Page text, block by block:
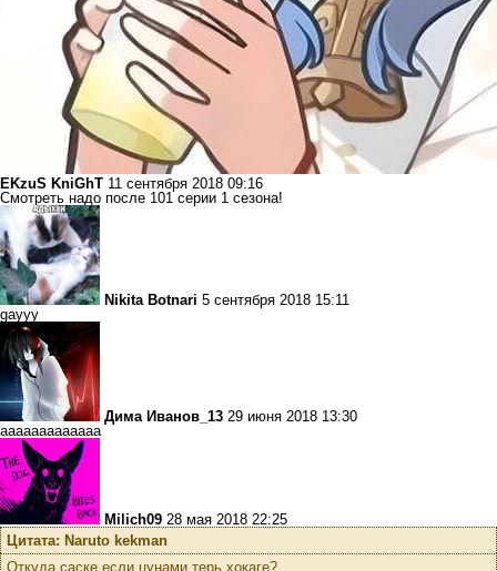
EKzuS KniGhT 11 сентября 2018 09:16
Смотреть надо после 101 серии 1 сезона!
Nikita Botnari 5 сентября 2018 15:11
gayyy
Дима Иванов_13 29 июня 2018 13:30
ааааааааааааа
Milich09 28 мая 2018 22:25
Цитата: Naruto kekman
Откуда саске если цунами терь хокаге?